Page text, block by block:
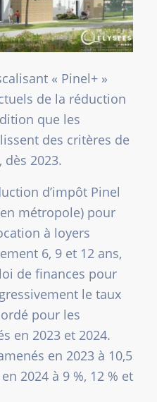
« Pinel+ »
de la réduction
que les
des critères de
2023.
d’impôt Pinel
métropole) pour
à loyers
6, 9 et 12 ans,
de finances pour
le taux
pour les
en 2023 et 2024.
en 2023 à 10,5
2024 à 9 %, 12 % et